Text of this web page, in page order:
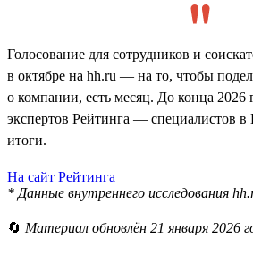
Голосование для сотрудников и
в октябре на hh.ru — на то, чтобы
о компании, есть месяц. До конца 2026
экспертов Рейтинга — специалистов
итоги.
На сайт Рейтинга
* Данные внутреннего исследования
🔄 Материал обновлён 21 января 2026